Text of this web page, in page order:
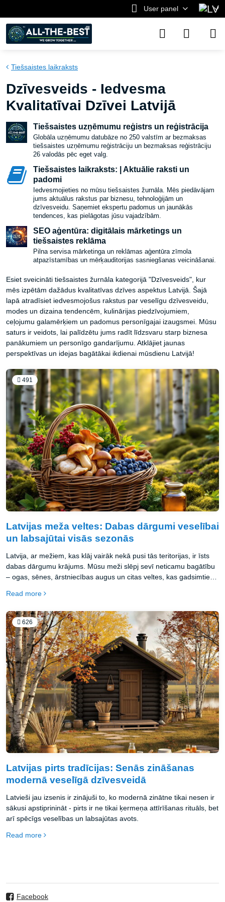
User panel
Tiešsaistes laikraksts
Dzīvesveids - Iedvesma
Kvalitatīvai Dzīvei Latvijā
Tiešsaistes uzņēmumu reģistrs un reģistrācija
Globāla uzņēmumu datubāze no 250 valstīm ar bezmaksas
tiešsaistes uzņēmumu reģistrāciju un bezmaksas reģistrāciju
26 valodās pēc eget valg.
Tiešsaistes laikraksts: | Aktuālie raksti un
padomi
Iedvesmojieties no mūsu tiešsaistes žurnāla. Mēs piedāvājam
jums aktuālus rakstus par biznesu, tehnoloģijām un
dzīvesveidu. Saņemiet ekspertu padomus un jaunākās
tendences, kas pielāgotas jūsu vajadzībām.
SEO aģentūra: digitālais mārketings un
tiešsaistes reklāma
Pilna servisa mārketinga un reklāmas aģentūra zīmola
atpazīstamības un mērķauditorijas sasniegšanas veicināšanai.
Esiet sveicināti tiešsaistes žurnāla kategorijā "Dzīvesveids", kur
mēs izpētām dažādus kvalitatīvas dzīves aspektus Latvijā. Šajā
lapā atradīsiet iedvesmojošus rakstus par veselīgu dzīvesveidu,
modes un dizaina tendencēm, kulinārijas piedzīvojumiem,
ceļojumu galamērķiem un padomus personīgajai izaugsmei. Mūsu
saturs ir veidots, lai palīdzētu jums radīt līdzsvaru starp biznesa
panākumiem un personīgo gandarījumu. Atklājiet jaunas
perspektīvas un idejas bagātākai ikdienai mūsdienu Latvijā!
491
Latvijas meža veltes: Dabas dārgumi veselībai
un labsajūtai visās sezonās
Latvija, ar mežiem, kas klāj vairāk nekā pusi tās teritorijas, ir īsts
dabas dārgumu krājums. Mūsu meži slēpj sevī neticamu bagātību
– ogas, sēnes, ārstniecības augus un citas veltes, kas gadsimtiem
daļa.
Read more
626
Latvijas pirts tradīcijas: Senās zināšanas
modernā veselīgā dzīvesveidā
Latvieši jau izsenis ir zinājuši to, ko modernā zinātne tikai nesen ir
sākusi apstiprinināt - pirts ir ne tikai ķermeņa attīrīšanas rituāls, bet
arī spēcīgs veselības un labsajūtas avots.
Read more
Facebook